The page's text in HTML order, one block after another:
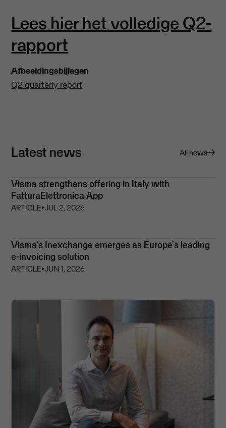
Lees hier het volledige Q2-
rapport
Afbeeldingsbijlagen
Q2 quarterly report
Latest news All news
Visma strengthens offering in Italy with
FatturaElettronica App
ARTICLE⏵JUL 2, 2026
Visma’s Inexchange emerges as Europe's leading
e-invoicing solution
ARTICLE⏵JUN 1, 2026